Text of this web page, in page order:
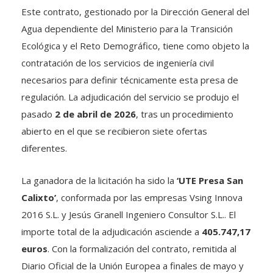
Este contrato, gestionado por la Dirección General del
Agua dependiente del Ministerio para la Transición
Ecológica y el Reto Demográfico, tiene como objeto la
contratación de los servicios de ingeniería civil
necesarios para definir técnicamente esta presa de
regulación. La adjudicación del servicio se produjo el
pasado 2 de abril de 2026, tras un procedimiento
abierto en el que se recibieron siete ofertas
diferentes.
La ganadora de la licitación ha sido la ‘UTE Presa San
Calixto’, conformada por las empresas Vsing Innova
2016 S.L. y Jesús Granell Ingeniero Consultor S.L.. El
importe total de la adjudicación asciende a 405.747,17
euros. Con la formalización del contrato, remitida al
Diario Oficial de la Unión Europea a finales de mayo y